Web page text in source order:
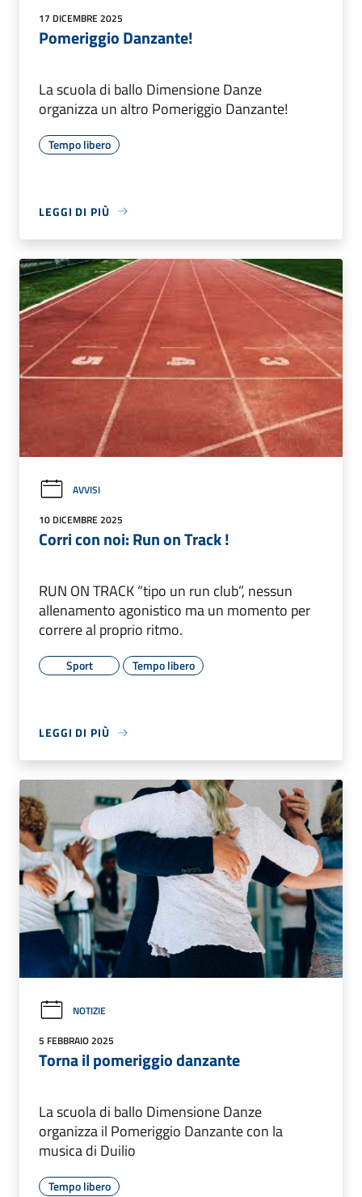
17 DICEMBRE 2025
Pomeriggio Danzante!
La scuola di ballo Dimensione Danze
organizza un altro Pomeriggio Danzante!
Tempo libero
LEGGI DI PIÙ
AVVISI
10 DICEMBRE 2025
Corri con noi: Run on Track !
RUN ON TRACK “tipo un run club”, nessun
allenamento agonistico ma un momento per
correre al proprio ritmo.
Sport Tempo libero
LEGGI DI PIÙ
NOTIZIE
5 FEBBRAIO 2025
Torna il pomeriggio danzante
La scuola di ballo Dimensione Danze
organizza il Pomeriggio Danzante con la
musica di Duilio
Tempo libero